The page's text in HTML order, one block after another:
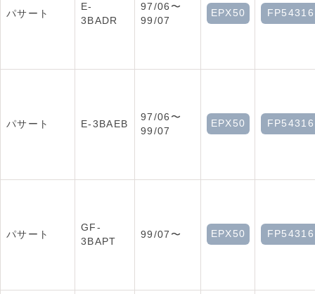
パサート
E-
3BADR
97/06〜
99/07
EPX50 FP54316
パサート E-3BAEB
97/06〜
99/07
EPX50 FP54316
パサート
GF-
3BAPT
99/07〜 EPX50 FP54316